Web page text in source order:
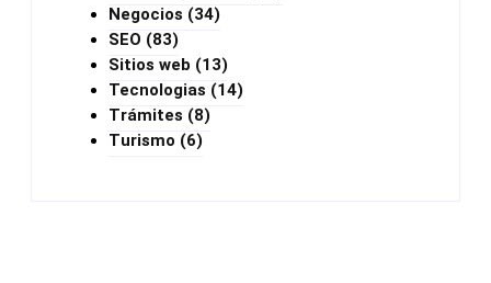
Negocios (34)
SEO (83)
Sitios web (13)
Tecnologias (14)
Trámites (8)
Turismo (6)